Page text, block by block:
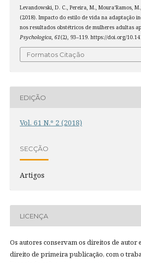
Levandowski, D. C., Pereira, M., Moura­‘Ramos,
(2018). Impacto do estilo de vida na adaptação
nos resultados obstétricos de mulheres adultas
Psychologica, 61(2), 93–119. https://doi.org/
Formatos Citação
EDIÇÃO
Vol. 61 N.º 2 (2018)
SECÇÃO
Artigos
LICENÇA
Os autores conservam os direitos de autor
direito de primeira publicação, com o